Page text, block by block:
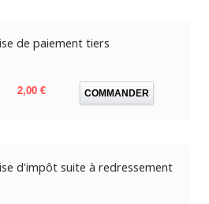
de paiement tiers
Prix
2,00 € COMMANDER
d'impôt suite à redressement